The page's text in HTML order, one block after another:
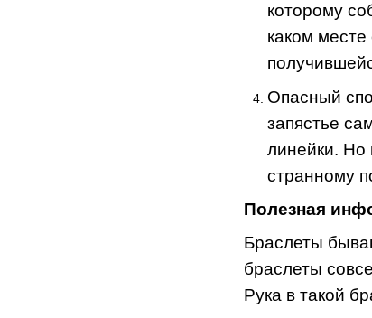
которому
каком
Опасный
запястье
линейки. Но
странному
Полезная
Браслеты
браслеты
Рука в такой